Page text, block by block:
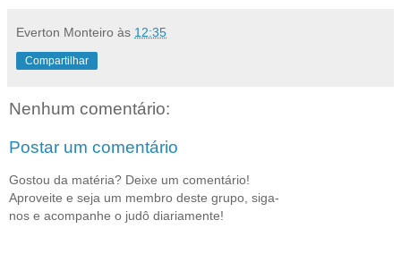
Everton Monteiro às 12:35
Compartilhar
Nenhum comentário:
Postar um comentário
Gostou da matéria? Deixe um comentário!
Aproveite e seja um membro deste grupo, siga-
nos e acompanhe o judô diariamente!